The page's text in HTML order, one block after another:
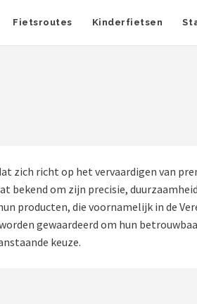
Fietsroutes Kinderfietsen
zich richt op het vervaardigen van
bekend om zijn precisie,
producten, die voornamelijk in de
gewaardeerd om hun
keuze.